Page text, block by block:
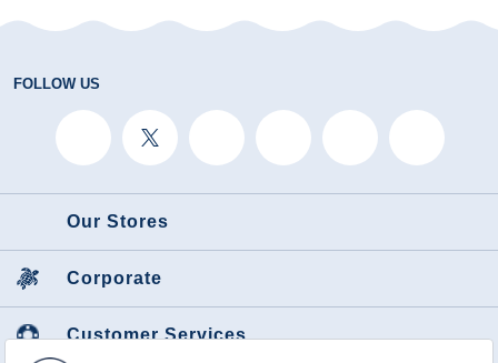
FOLLOW US
Our Stores
Corporate
Customer Services